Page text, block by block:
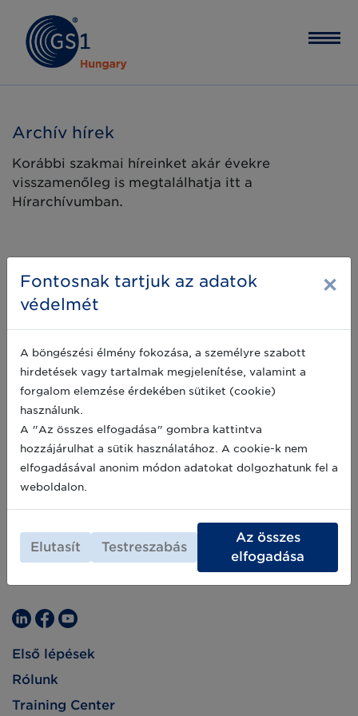
Archív hírek
Korábbi szakmai híreinket akár évekre
visszamenőleg is megtalálhatja itt a
Hírarchívumban.
Első lépések
Rólunk
Training Center
Fontosnak tartjuk az adatok
védelmét
×
A böngészési élmény fokozása, a személyre szabott
hirdetések vagy tartalmak megjelenítése, valamint a
forgalom elemzése érdekében sütiket (cookie)
használunk.
A "Az összes elfogadása" gombra kattintva
hozzájárulhat a sütik használatához. A cookie-k nem
elfogadásával anonim módon adatokat dolgozhatunk fel a
weboldalon.
Elutasít Testreszabás
Az összes
elfogadása